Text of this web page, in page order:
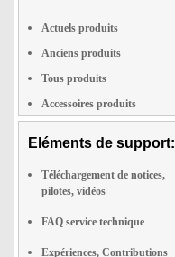
Actuels produits
Anciens produits
Tous produits
Accessoires produits
Eléments de support:
Téléchargement de notices,
pilotes, vidéos
FAQ service technique
Expériences, Contributions